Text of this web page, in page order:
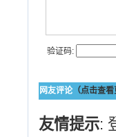
验证码:
网友评论（点击查看
友情提示: